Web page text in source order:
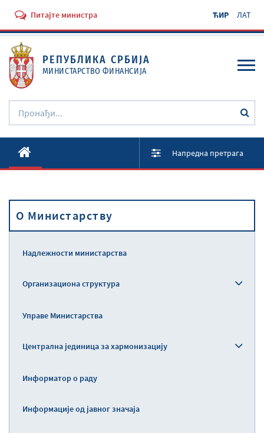
Питајте министра ЋИР ЛАТ
РЕПУБЛИКА СРБИЈА
МИНИСТАРСТВО ФИНАНСИЈА
Активности
Прописи
Напредна претрага
O Министарству
Надлежности министарства
Организациона структура
Управе Министарства
Централна јединица за хармонизацију
Информатор о раду
Информације од јавног значаја